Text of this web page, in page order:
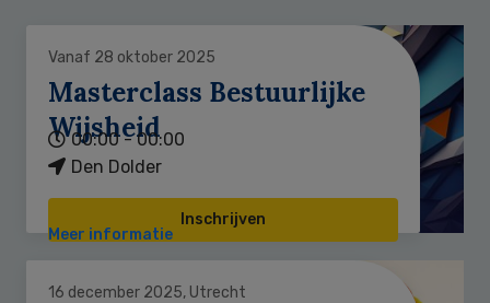
Vanaf 28 oktober 2025
Masterclass Bestuurlijke
Wijsheid
00:00 - 00:00
Den Dolder
Inschrijven
Meer informatie
16 december 2025, Utrecht